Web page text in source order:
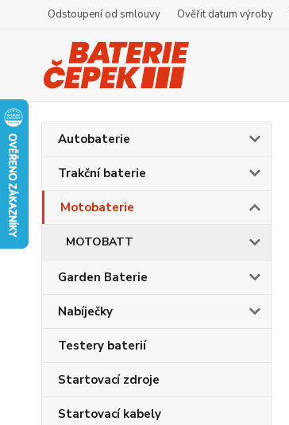
Odstoupení od smlouvy Ověřit datum výroby
Autobaterie
Trakční baterie
Motobaterie
MOTOBATT
Garden Baterie
Nabíječky
Testery baterií
Startovací zdroje
Startovací kabely